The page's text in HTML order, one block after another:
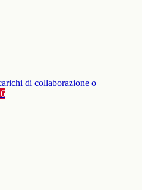
di collaborazione o